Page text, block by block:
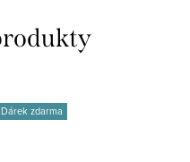
Dárek zdarma